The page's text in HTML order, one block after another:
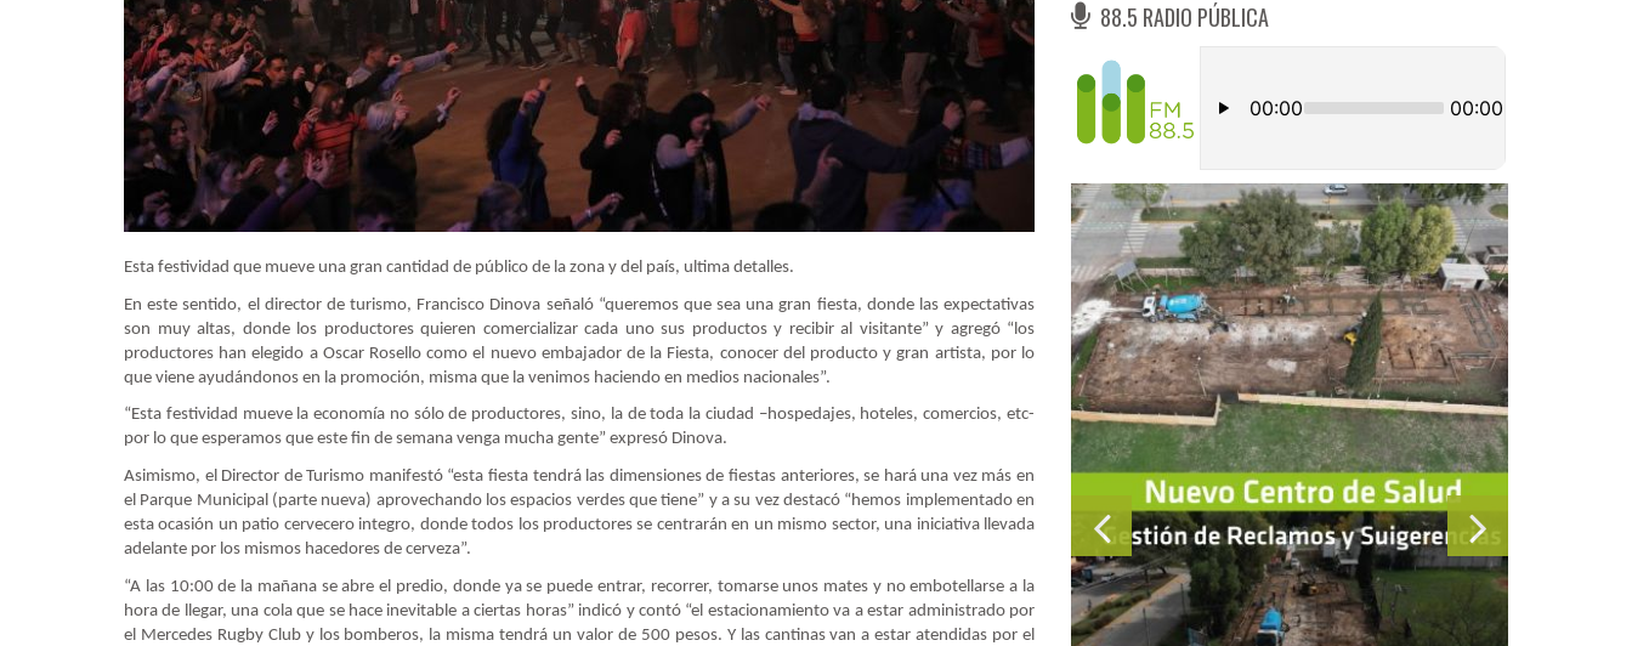
Esta festividad que mueve una gran cantidad de público de la zona y del país, ultima detalles.
En este sentido, el director de turismo, Francisco Dinova señaló “queremos que sea una gran fiesta, donde las expectativas
son muy altas, donde los productores quieren comercializar cada uno sus productos y recibir al visitante” y agregó “los
productores han elegido a Oscar Rosello como el nuevo embajador de la Fiesta, conocer del producto y gran artista, por lo
que viene ayudándonos en la promoción, misma que la venimos haciendo en medios nacionales”.
“Esta festividad mueve la economía no sólo de productores, sino, la de toda la ciudad –hospedajes, hoteles, comercios, etc-
por lo que esperamos que este fin de semana venga mucha gente” expresó Dinova.
Asimismo, el Director de Turismo manifestó “esta fiesta tendrá las dimensiones de fiestas anteriores, se hará una vez más en
el Parque Municipal (parte nueva) aprovechando los espacios verdes que tiene” y a su vez destacó “hemos implementado en
esta ocasión un patio cervecero integro, donde todos los productores se centrarán en un mismo sector, una iniciativa llevada
adelante por los mismos hacedores de cerveza”.
“A las 10:00 de la mañana se abre el predio, donde ya se puede entrar, recorrer, tomarse unos mates y no embotellarse a la
hora de llegar, una cola que se hace inevitable a ciertas horas” indicó y contó “el estacionamiento va a estar administrado por
el Mercedes Rugby Club y los bomberos, la misma tendrá un valor de 500 pesos. Y las cantinas van a estar atendidas por el
88.5 RADIO PÚBLICA